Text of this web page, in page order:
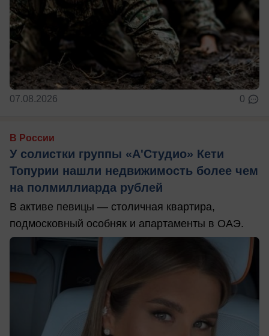
07.08.2026 0
В России
У солистки группы «А'Студио» Кети
Топурии нашли недвижимость более чем
на полмиллиарда рублей
В активе певицы — столичная квартира,
подмосковный особняк и апартаменты в ОАЭ.